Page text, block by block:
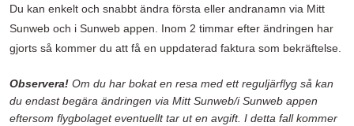
Du kan enkelt och snabbt ändra första eller andranamn via Mitt
Sunweb och i Sunweb appen. Inom 2 timmar efter ändringen har
gjorts så kommer du att få en uppdaterad faktura som bekräftelse.
Observera! Om du har bokat en resa med ett reguljärflyg så kan
du endast begära ändringen via Mitt Sunweb/i Sunweb appen
eftersom flygbolaget eventuellt tar ut en avgift. I detta fall kommer